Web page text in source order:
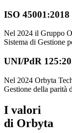
ISO 45001:2018
Nel 2024 il Gruppo
Sistema di Gestione
UNI/PdR
Nel 2024 Orbyta
Gestione della parità
I valori
di Orbyta